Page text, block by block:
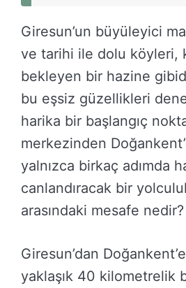
Giresun’un büyüleyici
ve tarihi ile dolu köyleri,
bekleyen bir hazine
bu eşsiz güzellikleri
harika bir başlangıç
merkezinden
yalnızca birkaç adımda
canlandıracak bir
arasındaki mesafe nedir?
Giresun’dan
yaklaşık 40 kilometrelik